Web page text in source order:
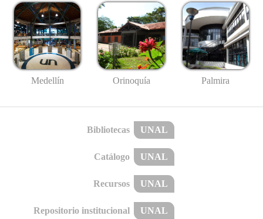
Medellín Orinoquía Palmira
Bibliotecas UNAL
Catálogo UNAL
Recursos UNAL
Repositorio institucional UNAL